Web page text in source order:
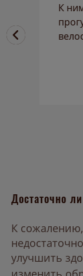
К
Достаточно
К
улучшить